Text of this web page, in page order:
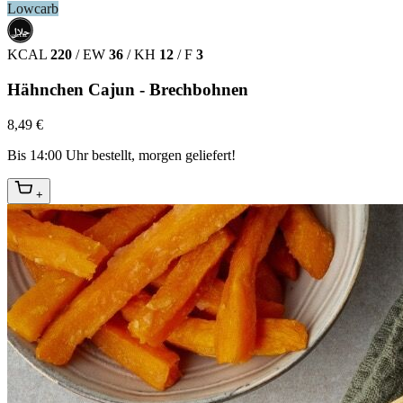
Lowcarb
حلال
HALAL
KCAL 220 / EW 36 / KH 12 / F 3
Hähnchen Cajun - Brechbohnen
8,49 €
Bis 14:00 Uhr bestellt, morgen geliefert!
+